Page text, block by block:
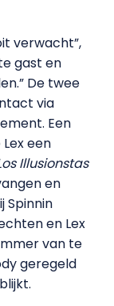
verwacht”,
gast en
De twee
via
Een
een
Illusionstas
en
Spinnin
en Lex
van te
geregeld